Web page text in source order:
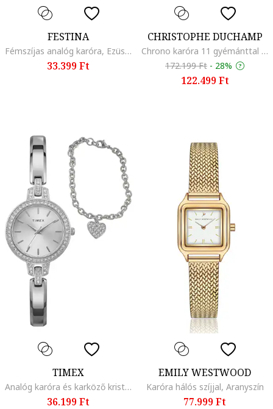
FESTINA
Fémszíjas analóg karóra, Ezüstszín
33.399 Ft
CHRISTOPHE DUCHAMP
Chrono karóra 11 gyémánttal díszített számlappal, Ezüstszín
172.199 Ft - 28%
122.499 Ft
TIMEX
Analóg karóra és karköző kristályokkal díszítve, Ezüstszín
36.199 Ft
EMILY WESTWOOD
Karóra hálós szíjjal, Aranyszín
77.999 Ft